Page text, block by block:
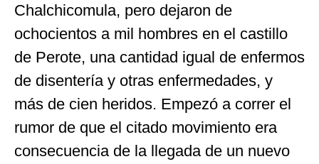
Chalchicomula, pero dejaron de
ochocientos a mil hombres en el castillo
de Perote, una cantidad igual de enfermos
de disentería y otras enfermedades, y
más de cien heridos. Empezó a correr el
rumor de que el citado movimiento era
consecuencia de la llegada de un nuevo